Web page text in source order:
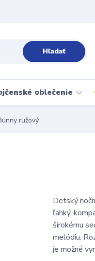
Hľadať
oblečenie
ružový
Detský
ľahký,
širokému
melódiu.
je možné